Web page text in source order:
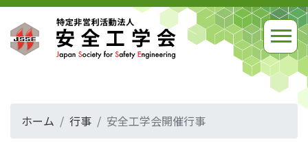
ホーム 行事 安全工学会開催行事